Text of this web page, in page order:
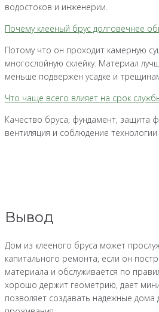
водостоков и инженерии.
Почему клееный брус долговечнее
Потому что он проходит камерную
многослойную склейку. Материал
меньше подвержен усадке и
Что чаще всего влияет на срок
Качество бруса, фундамент, защита
вентиляция и соблюдение технологии
Вывод
Дом из клееного бруса может
капитального ремонта, если он
материала и обслуживается по
хорошо держит геометрию, дает
позволяет создавать надежные дома